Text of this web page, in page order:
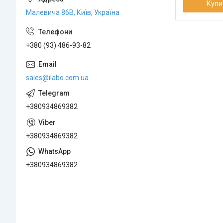
Малевича 86В, Київ, Україна
+380 (93) 486-93-82
sales@ilabo.com.ua
+380934869382
+380934869382
+380934869382